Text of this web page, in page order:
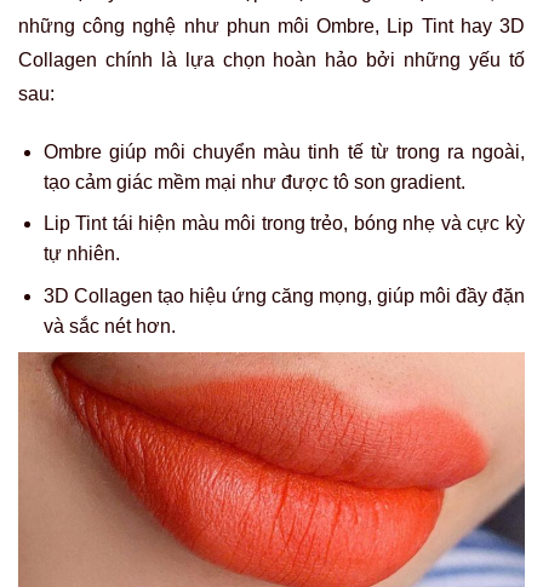
những công nghệ như phun môi Ombre, Lip Tint hay 3D
Collagen chính là lựa chọn hoàn hảo bởi những yếu tố
sau:
Ombre giúp môi chuyển màu tinh tế từ trong ra ngoài,
tạo cảm giác mềm mại như được tô son gradient.
Lip Tint tái hiện màu môi trong trẻo, bóng nhẹ và cực kỳ
tự nhiên.
3D Collagen tạo hiệu ứng căng mọng, giúp môi đầy đặn
và sắc nét hơn.